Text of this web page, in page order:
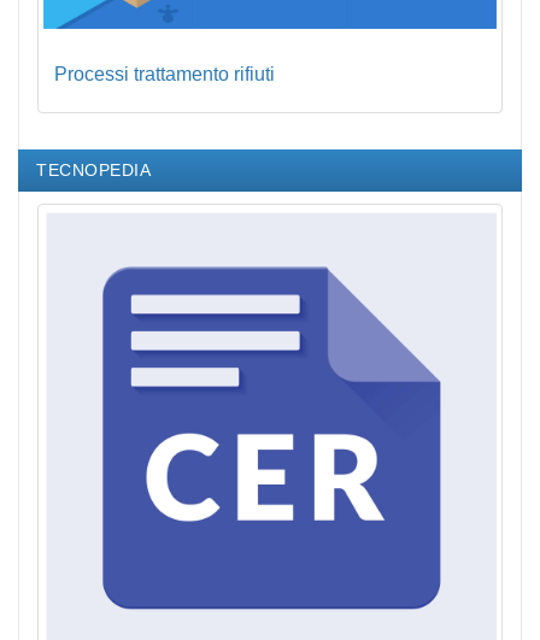
Processi trattamento rifiuti
TECNOPEDIA